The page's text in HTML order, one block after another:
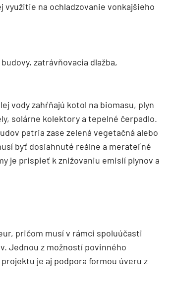
využitie na ochladzovanie vonkajšieho
zatrávňovacia dlažba,
vody zahŕňajú kotol na biomasu, plyn
solárne kolektory a tepelné čerpadlo.
patria zase zelená vegetačná alebo
byť dosiahnuté reálne a merateľné
je prispieť k znižovaniu emisií plynov a
pričom musí v rámci spoluúčasti
Jednou z možností povinného
je aj podpora formou úveru z